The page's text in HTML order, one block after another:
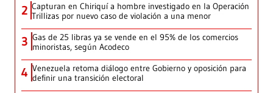
2 Capturan en Chiriquí a hombre investigado en la Operación
Trillizas por nuevo caso de violación a una menor
3 Gas de 25 libras ya se vende en el 95% de los comercios
minoristas, según Acodeco
4 Venezuela retoma diálogo entre Gobierno y oposición para
definir una transición electoral